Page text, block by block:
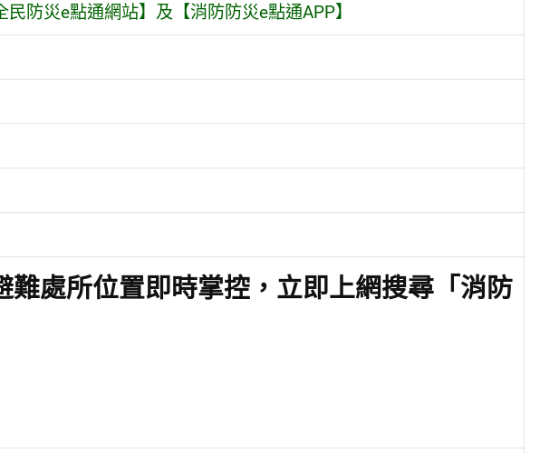
防災e點通網站】及【消防防災e點通APP】
難處所位置即時掌控，立即上網搜尋「消防